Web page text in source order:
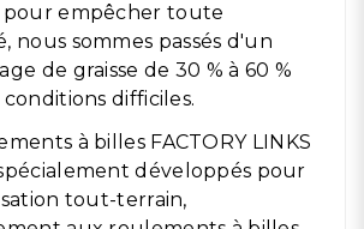
pour empêcher toute
nous sommes passés d'un
de graisse de 30 % à 60 %
difficiles.
à billes FACTORY LINKS
développés pour
tout-terrain,